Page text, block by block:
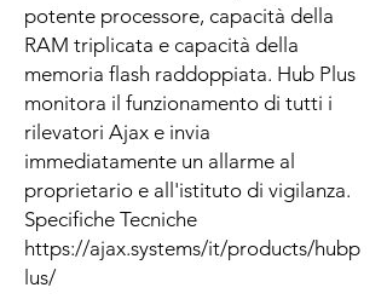
potente processore, capacità della
RAM triplicata e capacità della
memoria flash raddoppiata. Hub Plus
monitora il funzionamento di tutti i
rilevatori Ajax e invia
immediatamente un allarme al
proprietario e all'istituto di vigilanza.
Specifiche Tecniche
https://ajax.systems/it/products/hubp
lus/